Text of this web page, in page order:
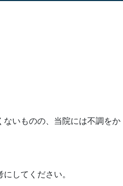
ないものの、当院には不調をか
してください。